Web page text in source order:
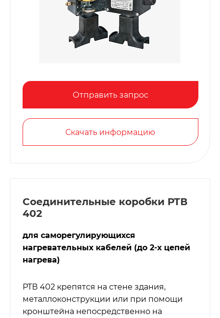
Отправить запрос
Скачать информацию
Соединительные коробки РТВ
402
для саморегулирующихся
нагревательных кабелей (до 2-х цепей
нагрева)
РТВ 402 крепятся на стене здания,
металлоконструкции или при помощи
кронштейна непосредственно на